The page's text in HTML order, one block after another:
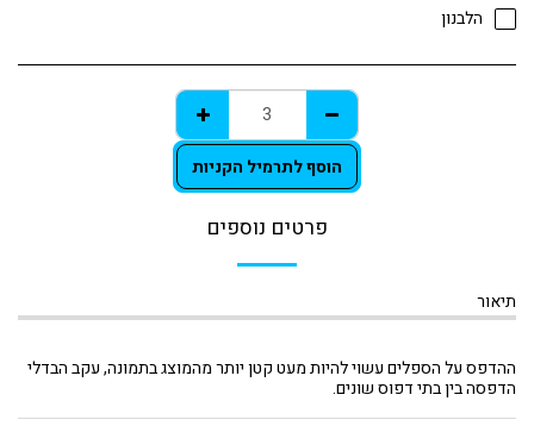
הלבנון
הוסף לתרמיל הקניות
פרטים נוספים
תיאור
ההדפס על הספלים עשוי להיות מעט קטן יותר מהמוצג בתמונה, עקב הבדלי
הדפסה בין בתי דפוס שונים.